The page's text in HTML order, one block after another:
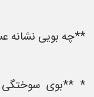
**چه بویی نشانه
* **بوی سوختگی